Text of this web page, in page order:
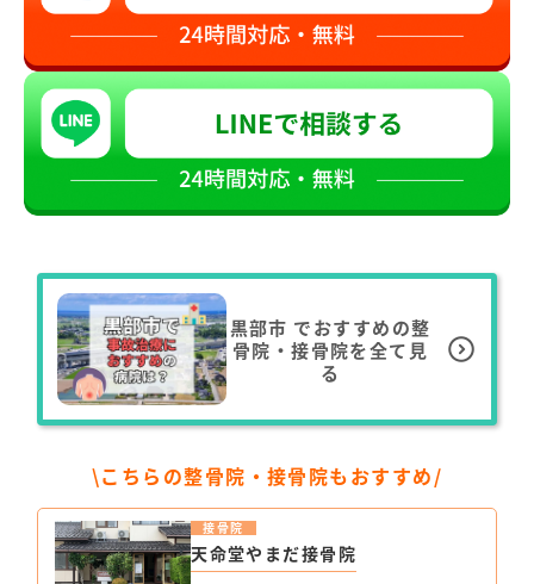
黒部市 でおすすめの整
骨院・接骨院を全て見
る
\こちらの整骨院・接骨院もおすすめ/
天命堂やまだ接骨院
接骨院